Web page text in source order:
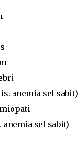
anemia sel sabit)
anemia sel sabit)